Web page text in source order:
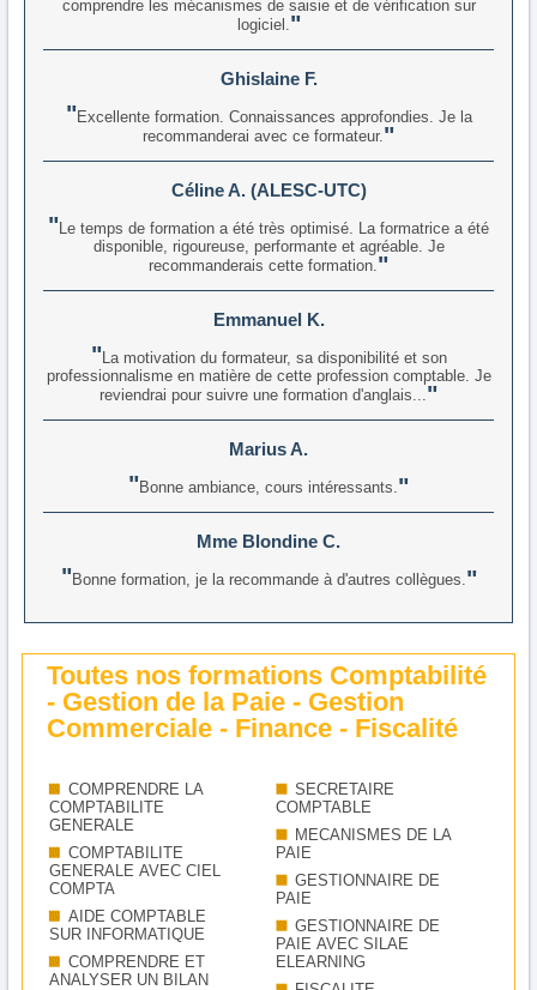
comprendre les mécanismes de saisie et de vérification sur
logiciel.
Ghislaine F.
Excellente formation. Connaissances approfondies. Je la
recommanderai avec ce formateur.
Céline A. (ALESC-UTC)
Le temps de formation a été très optimisé. La formatrice a été
disponible, rigoureuse, performante et agréable. Je
recommanderais cette formation.
Emmanuel K.
La motivation du formateur, sa disponibilité et son
professionnalisme en matière de cette profession comptable. Je
reviendrai pour suivre une formation d'anglais...
Marius A.
Bonne ambiance, cours intéressants.
Mme Blondine C.
Bonne formation, je la recommande à d'autres collègues.
Toutes nos formations Comptabilité
- Gestion de la Paie - Gestion
Commerciale - Finance - Fiscalité
COMPRENDRE LA
COMPTABILITE
GENERALE
COMPTABILITE
GENERALE AVEC CIEL
COMPTA
AIDE COMPTABLE
SUR INFORMATIQUE
COMPRENDRE ET
ANALYSER UN BILAN
SECRETAIRE
COMPTABLE
MECANISMES DE LA
PAIE
GESTIONNAIRE DE
PAIE
GESTIONNAIRE DE
PAIE AVEC SILAE
ELEARNING